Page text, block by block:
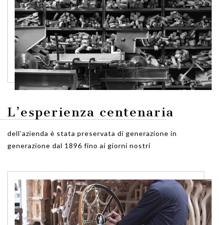
L’esperienza centenaria
dell’azienda è stata preservata di generazione in
generazione dal 1896 fino ai giorni nostri